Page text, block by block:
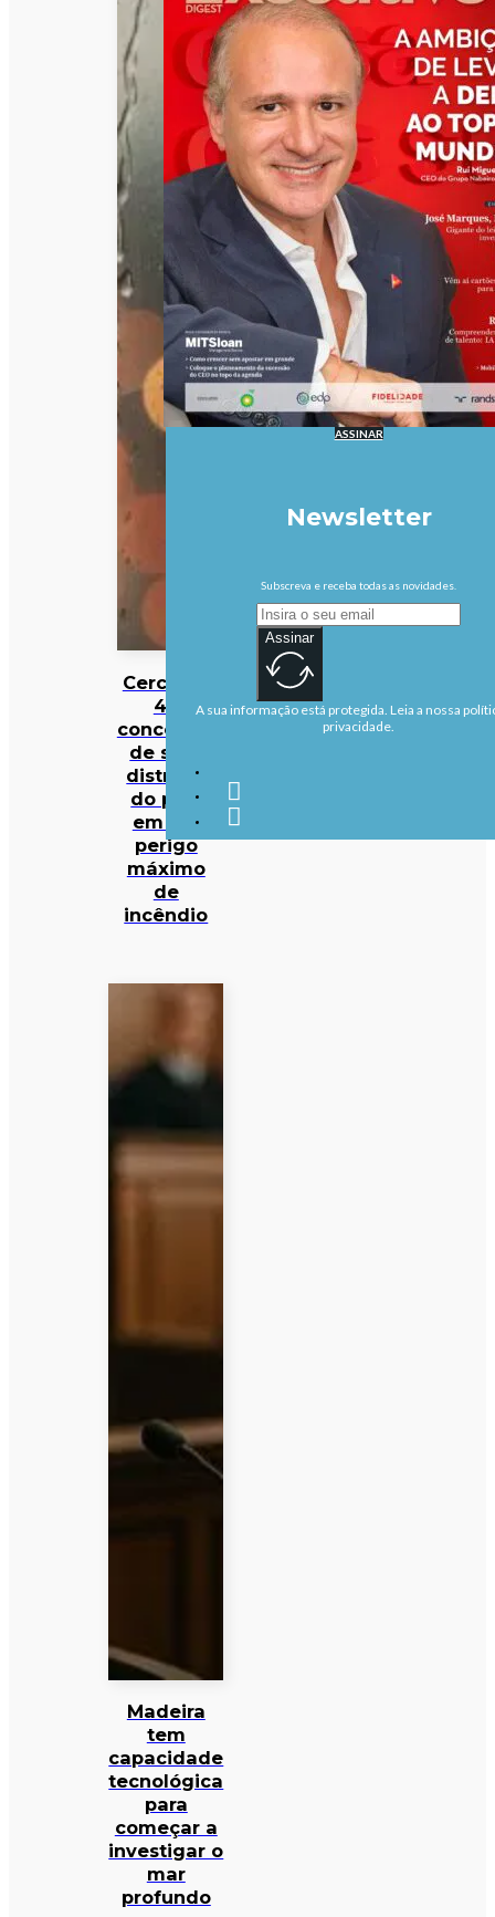
Cerca de
40
concelhos
de sete
distritos
do país
em em
perigo
máximo
de
incêndio
Madeira
tem
capacidade
tecnológica
para
começar a
investigar o
mar
profundo
ASSINAR
Newsletter
Subscreva e receba todas as novidades.
Assinar
A sua informação está protegida. Leia a nossa
privacidade.